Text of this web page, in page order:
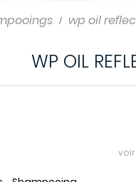
wp oil
WP OIL